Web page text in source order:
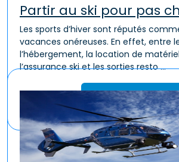
Partir au ski pour pas
Les sports d’hiver sont réputés
vacances onéreuses. En effet, entre
l’hébergement, la location de
l’assurance ski et les sorties resto ...
Lire la suite